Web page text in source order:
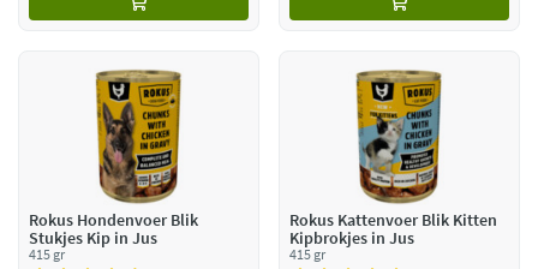
Rokus Hondenvoer Blik
Stukjes Kip in Jus
415 gr
Rokus Kattenvoer Blik Kitten
Kipbrokjes in Jus
415 gr